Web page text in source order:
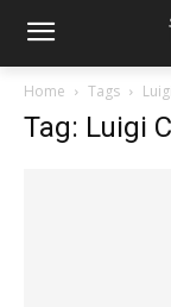
Home Tags
Tag: Luigi